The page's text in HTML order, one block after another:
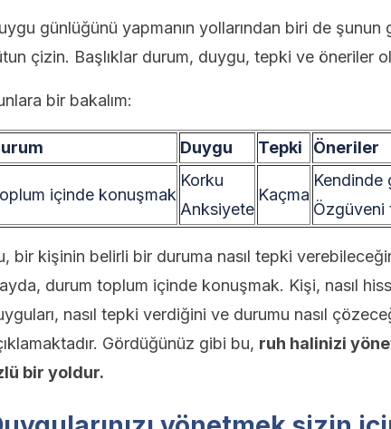
günlüğünü yapmanın yollarından biri de şunun
çizin. Başlıklar durum, duygu, tepki ve öneriler
bir bakalım:
Duygu Tepki Öneriler
içinde konuşmak
Korku
Anksiyete
Kaçma
Kendinde
Özgüveni
bir kişinin belirli bir duruma nasıl tepki
durum toplum içinde konuşmak. Kişi, nasıl
nasıl tepki verdiğini ve durumu nasıl
Gördüğünüz gibi bu, ruh halinizi
bir yoldur.